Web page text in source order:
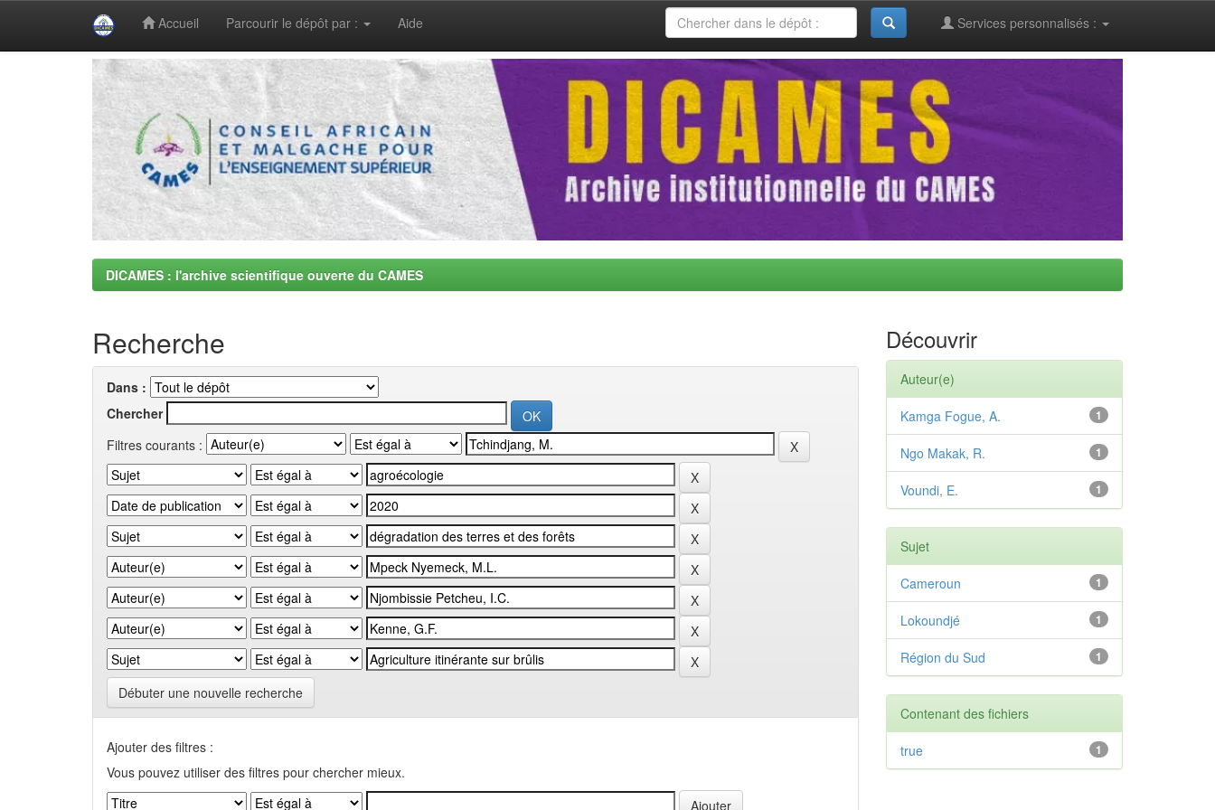
Accueil Parcourir le dépôt par : Aide Services personnalisés :
DICAMES : l'archive scientifique ouverte du CAMES
Recherche
Dans :
Chercher
Filtres courants :
Débuter une nouvelle recherche
Ajouter des filtres :
Vous pouvez utiliser des filtres pour chercher mieux.
Découvrir
Auteur(e)
1
Kamga Fogue, A.
1
Ngo Makak, R.
1
Voundi, E.
Sujet
1
Cameroun
1
Lokoundjé
1
Région du Sud
Contenant des fichiers
1
true